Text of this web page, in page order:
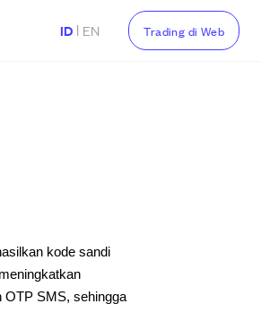
ID | EN Trading di Web
kode sandi
OTP SMS, sehingga